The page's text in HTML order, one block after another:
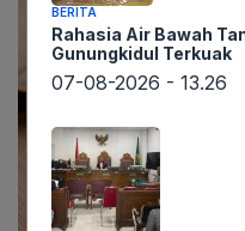
BERITA
Rahasia Air Bawah
Gunungkidul Terkuak
07-08-2026 - 13.26